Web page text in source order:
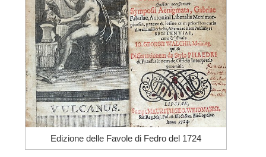
Edizione delle Favole di Fedro del 1724